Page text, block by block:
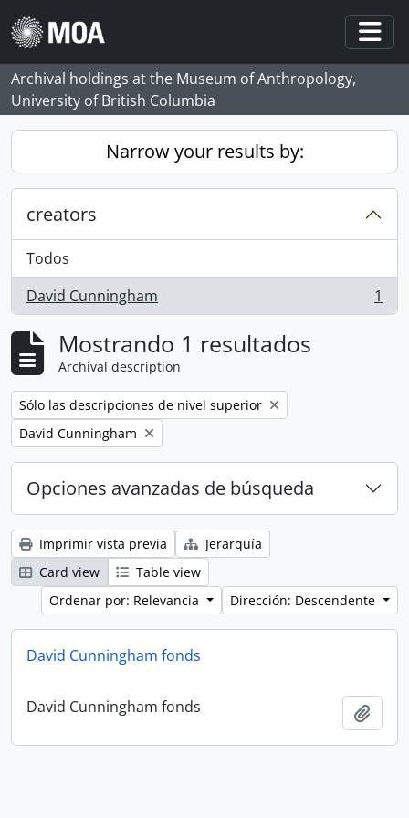
Skip to main content
Archival holdings at the Museum of Anthropology,
University of British Columbia
Narrow your results by:
creators
Todos
David Cunningham
, 1 resultados 1
Mostrando 1 resultados
Archival description
Remove filter:
Sólo las descripciones de nivel superior
Remove filter:
David Cunningham
Opciones avanzadas de búsqueda
Imprimir vista previa
Jerarquía
Card view
Table view
Ordenar por: Relevancia
Dirección: Descendente
David Cunningham fonds
David Cunningham fonds